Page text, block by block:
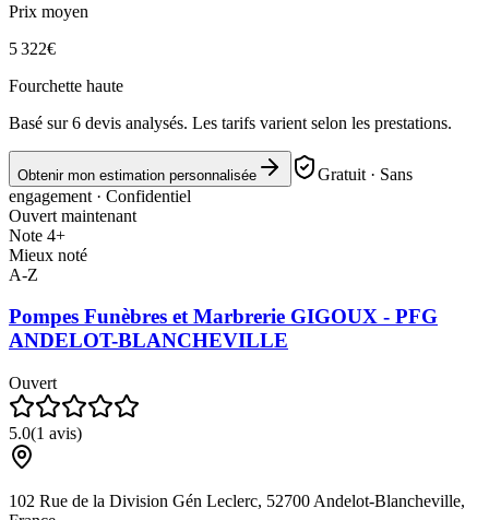
Prix moyen
5 322€
Fourchette haute
Basé sur6 devis analysés. Les tarifs varient selon les prestations.
Obtenir mon estimation personnalisée
Gratuit · Sans
engagement · Confidentiel
Ouvert maintenant
Note 4+
Mieux noté
A-Z
Pompes Funèbres et Marbrerie GIGOUX - PFG
ANDELOT-BLANCHEVILLE
Ouvert
5.0(1 avis)
102 Rue de la Division Gén Leclerc, 52700 Andelot-Blancheville,